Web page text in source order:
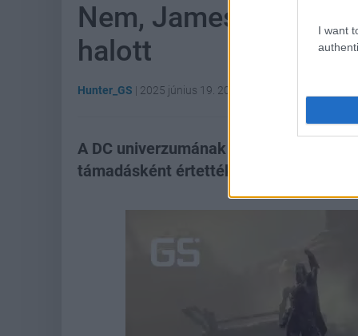
I want
Nem, James Gunn
halott
Hunter_GS | 2025 június 19. 20:16
A DC univerzumának új feje beszélt
támadásként értették a dolgot.